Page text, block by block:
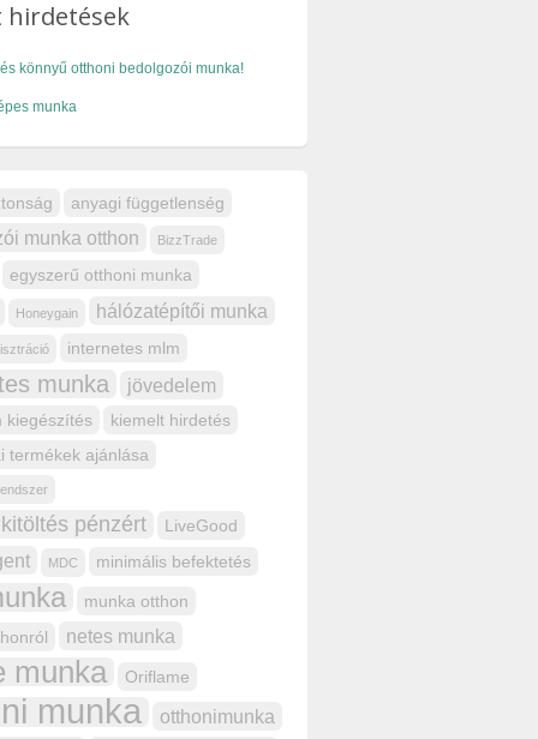
hirdetések
könnyű otthoni bedolgozói munka!
munka
anyagi függetlenség
munka otthon BizzTrade
egyszerű otthoni munka
Honeygain hálózatépítői munka
internetes mlm
munka jövedelem
kiegészítés
kiemelt hirdetés
termékek ajánlása
pénzért LiveGood
MDC minimális befektetés
munka otthon
netes munka
munka Oriflame
munka otthonimunka